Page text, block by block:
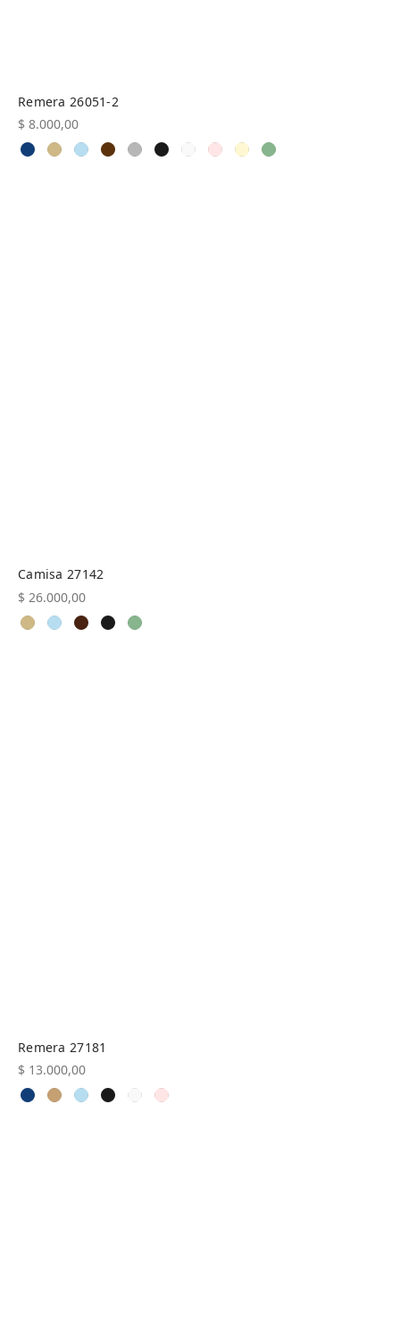
Remera 26051-2
$ 8.000,00
Camisa 27142
$ 26.000,00
Remera 27181
$ 13.000,00